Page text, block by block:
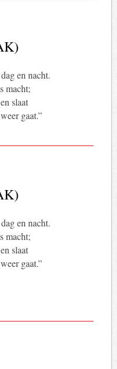
en nacht.
macht;
slaat
gaat.”
en nacht.
macht;
slaat
gaat.”